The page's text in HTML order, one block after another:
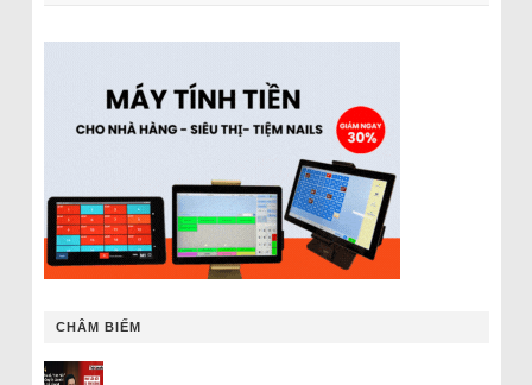
CHÂM BIẾM